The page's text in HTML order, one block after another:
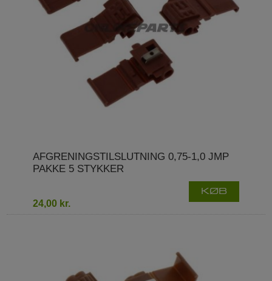
AFGRENINGSTILSLUTNING 0,75-1,0 JMP
PAKKE 5 STYKKER
24,00 kr.
KØB